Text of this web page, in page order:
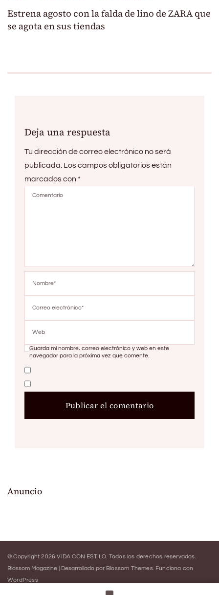
Estrena agosto con la falda de lino de ZARA que
se agota en sus tiendas
Deja una respuesta
Tu dirección de correo electrónico no será
publicada. Los campos obligatorios están
marcados con *
Guarda mi nombre, correo electrónico y web en este
navegador para la próxima vez que comente.
Anuncio
© Copyright 2026VIDA CON ESTILO. Todos los derechos reservados.
Blossom Magazine | Desarrollado por Blossom Themes.Funciona con
WordPress